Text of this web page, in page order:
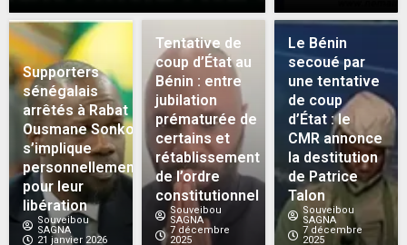
Supporters
sénégalais
arrêtés à Rabat :
Ousmane Sonko
s’implique
personnellement
pour leur
libération
Souveibou
SAGNA
21 janvier 2026
Tentative de
coup d’État au
Bénin : entre
jubilation
prématurée de
certains et
rétablissement
de l’ordre
constitutionnel
Souveibou
SAGNA
7 décembre
2025
Le Bénin
secoué par
une tentative
de coup
d’État : le
CMR annonce
la destitution
de Patrice
Talon
Souveibou
SAGNA
7 décembre
2025